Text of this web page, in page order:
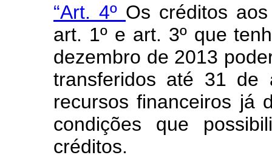
“Art. 4º Os créditos
art. 1º e art. 3º que
dezembro de 2013
transferidos até 31 de
recursos financeiros já
condições que
créditos.